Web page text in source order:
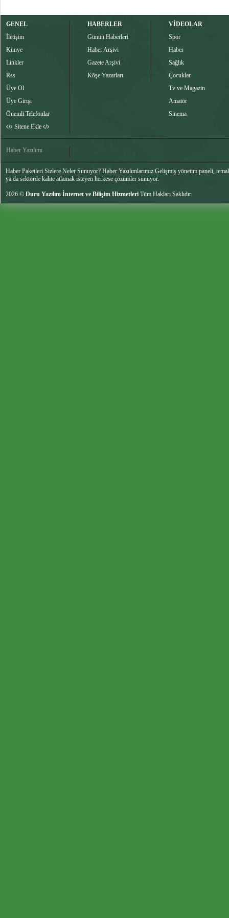
GENEL
İletişim
Künye
Linkler
Rss
Üye Ol
Üye Girişi
Önemli Telefonlar
Sitene Ekle
HABERLER
Günün Haberleri
Haber Arşivi
Gazete Arşivi
Köşe Yazarları
VİDEOLAR
Spor
Haber
Sağlık
Çocuklar
Tv ve Magazin
Amatör
Sinema
Haber Yazılımı
Haber Paketleri Sizlere Neler Sunuyor? Haber Yazılımlarımız Gelişmiş yönetim paneli,
ya da sektörde kalite atlamak isteyen herkese çözümler sunuyor.
2026 © Duru Yazılım İnternet ve Bilişim Hizmetleri Tüm Hakları Saklıdır.